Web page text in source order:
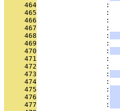
     464
:
     465
:
     466
:
     467
:
     468
                 :
     469
:
     470
                 :
     471
:
     472
:
     473
                 :
     474
:
     475
                 :
     476
                 :
     477
                 :